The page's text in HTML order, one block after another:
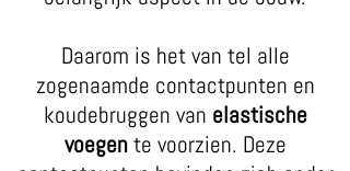
Daarom is het van tel alle
zogenaamde contactpunten en
koudebruggen van elastische
voegente voorzien. Deze